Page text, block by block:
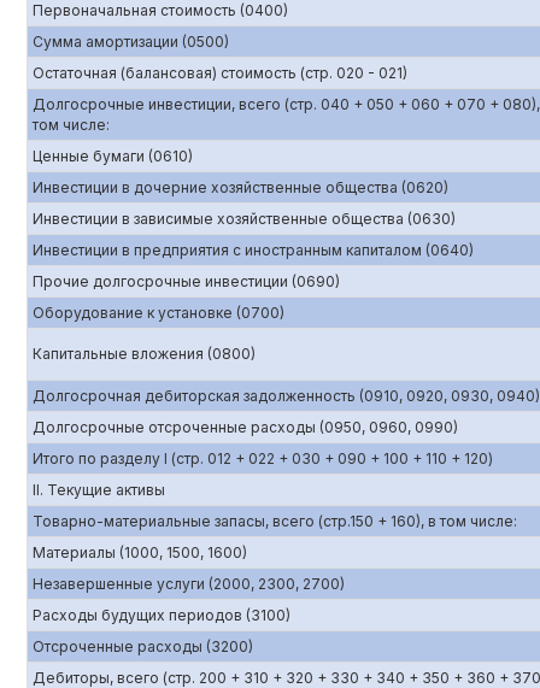
Первоначальная стоимость (0400)
Сумма амортизации (0500)
Остаточная (балансовая) стоимость (стр. 020 - 021)
Долгосрочные инвестиции, всего (стр. 040 + 050 + 060 + 070 +
том числе:
Ценные бумаги (0610)
Инвестиции в дочерние хозяйственные общества (0620)
Инвестиции в зависимые хозяйственные общества (0630)
Инвестиции в предприятия с иностранным капиталом (0640)
Прочие долгосрочные инвестиции (0690)
Оборудование к установке (0700)
Капитальные вложения (0800)
Долгосрочная дебиторская задолженность (0910, 0920, 0930, 0940)
Долгосрочные отсроченные расходы (0950, 0960, 0990)
Итого по разделу I (стр. 012 + 022 + 030 + 090 + 100 + 110 + 120)
II. Текущие активы
Товарно-материальные запасы, всего (стр.150 + 160), в том числе:
Материалы (1000, 1500, 1600)
Незавершенные услуги (2000, 2300, 2700)
Расходы будущих периодов (3100)
Отсроченные расходы (3200)
Дебиторы, всего (стр. 200 + 310 + 320 + 330 + 340 + 350 + 360 +